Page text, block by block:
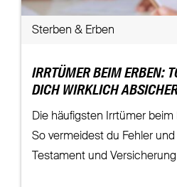
Sterben & Erben
IRRTÜMER BEIM ERBEN:
DICH WIRKLICH
Die häufigsten Irrtümer beim
So vermeidest du Fehler
Testament und